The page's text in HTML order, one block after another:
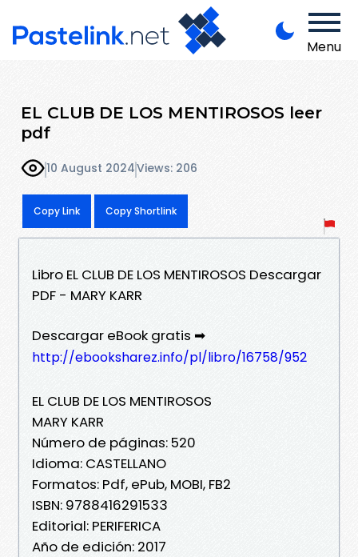
Menu
EL CLUB DE LOS MENTIROSOS leer
pdf
10 August 2024Views: 206
Copy Link Copy Shortlink
Libro EL CLUB DE LOS MENTIROSOS Descargar
PDF - MARY KARR
Descargar eBook gratis ➡
http://ebooksharez.info/pl/libro/16758/952
EL CLUB DE LOS MENTIROSOS
MARY KARR
Número de páginas: 520
Idioma: CASTELLANO
Formatos: Pdf, ePub, MOBI, FB2
ISBN: 9788416291533
Editorial: PERIFERICA
Año de edición: 2017